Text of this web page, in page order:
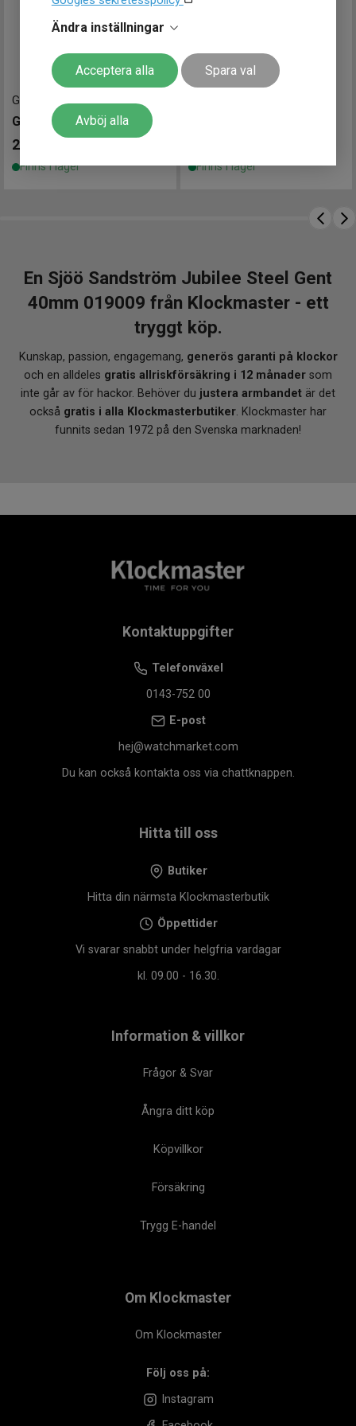
Ändra inställningar
Acceptera alla Spara val
Avböj alla
handlar du tryggt hos en
Du får alltidgaranterad äkthet
allriskförsäkringsamtgratis justering av armbandet
i valfri Klockmasterbutik
. Ett svenskt kvalitetsur med
tidlös karaktär – och en affär du kan känna dig helt
trygg med.
G208001 -39 mm
GANT Taunton 39mm
2 290
Finns i lager Finns i lager
En Sjöö Sandström Jubilee Steel Gent
40mm 019009 från Klockmaster - ett
tryggt köp.
Kunskap, passion, engagemang, generös garanti på klockor
och en alldeles gratis allriskförsäkring i 12 månader som
inte går av för hackor. Behöver du justera armbandet är det
också gratis i alla Klockmasterbutiker. Klockmaster har
funnits sedan 1972 på den Svenska marknaden!
Kontaktuppgifter
Telefonväxel
0143-752 00
E-post
hej@watchmarket.com
Du kan också kontakta oss via chattknappen.
Hitta till oss
Butiker
Hitta din närmsta Klockmasterbutik
Öppettider
Vi svarar snabbt under helgfria vardagar
kl. 09.00 - 16.30.
Information & villkor
Frågor & Svar
Ångra ditt köp
Köpvillkor
Försäkring
Trygg E-handel
Om Klockmaster
Om Klockmaster
Följ oss på:
Instagram